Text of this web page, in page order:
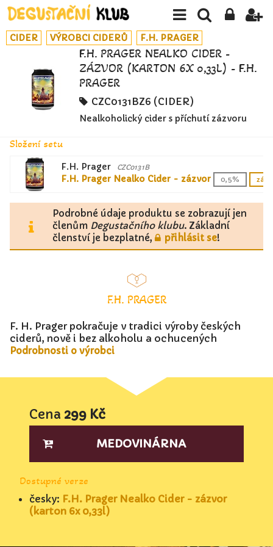
CIDER VÝROBCI CIDERŮ F.H. PRAGER
F.H. PRAGER NEALKO CIDER -
ZÁZVOR (KARTON 6X 0,33L) - F.H.
PRAGER
CZC0131BZ6 (CIDER)
Nealkoholický cider s příchutí zázvoru
Složení setu
F.H. Prager CZC0131B
F.H. Prager Nealko Cider - zázvor 0,5%
Podrobné údaje produktu se zobrazují jen
členům Degustačního klubu. Základní
členství je bezplatné,
přihlásit se!
F.H. PRAGER
F. H. Prager pokračuje v tradici výroby českých
ciderů, nově i bez alkoholu a ochucených
Podrobnosti o výrobci
Cena 299 Kč
MEDOVINÁRNA
Dostupné verze
česky: F.H. Prager Nealko Cider - zázvor
(karton 6x 0,33l)